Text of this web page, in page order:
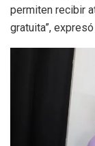
permiten recibir
gratuita”,